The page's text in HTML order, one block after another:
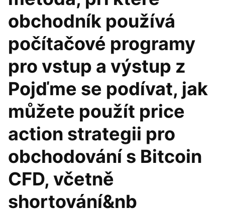
obchodník používá
počítačové programy
pro vstup a výstup z
Pojďme se podívat, jak
můžete použít price
action strategii pro
obchodování s Bitcoin
CFD, včetně
shortování&nb